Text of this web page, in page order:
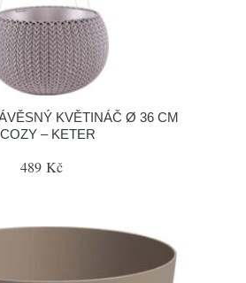
KVĚTINÁČ Ø 36 CM
COZY – KETER
489 Kč